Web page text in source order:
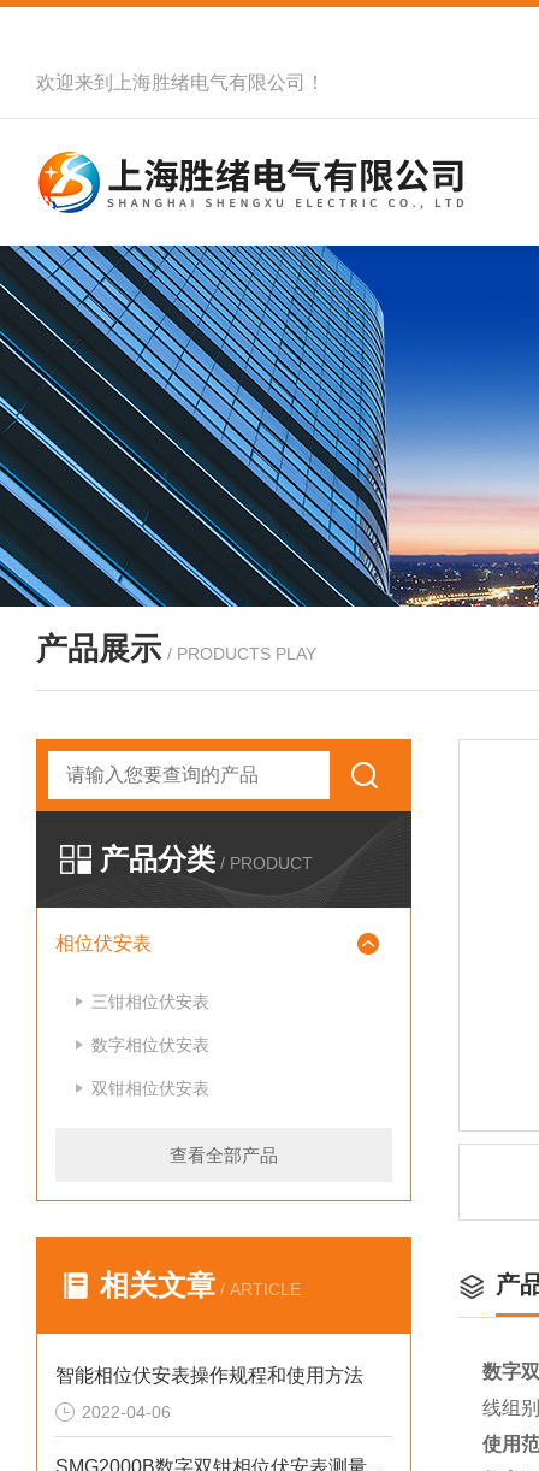
欢迎来到 上海胜绪电气有限公司 ！
产品展示 / PRODUCTS PLAY
产品分类 / PRODUCT
相位伏安表
三钳相位伏安表
数字相位伏安表
双钳相位伏安表
查看全部产品
相关文章 / ARTICLE
智能相位伏安表操作规程和使用方法
2022-04-06
SMG2000B数字双钳相位伏安表测量线如何连接
产
数字
线组
使用